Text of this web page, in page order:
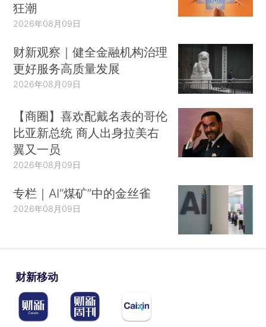
狂潮
2026年08月09日
财新观察｜健全金融机构治理
更好服务高质量发展
2026年08月09日
【商圈】喜欢配戴名表的哥伦
比亚新总统 商人出身拉美右
翼又一员
2026年08月09日
专栏｜AI“煤矿”中的金丝雀
2026年08月09日
财新移动